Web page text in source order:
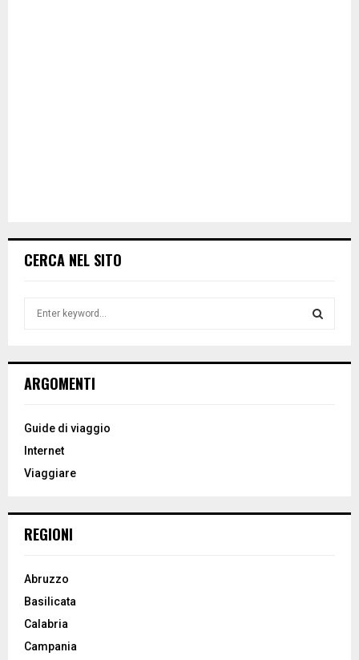
CERCA NEL SITO
h
o
:
ARGOMENTI
Guide di viaggio
Internet
Viaggiare
REGIONI
Abruzzo
Basilicata
Calabria
Campania